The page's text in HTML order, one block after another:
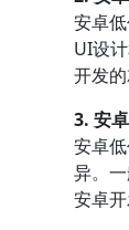
安卓
UI设
开发
3. 安
安卓
异。
安卓